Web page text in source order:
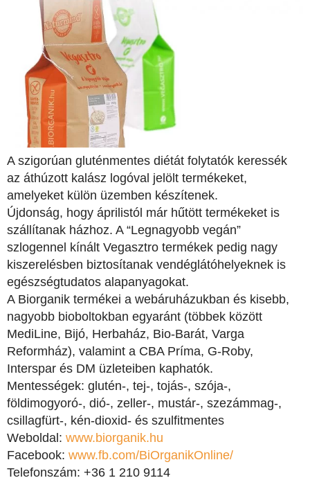
A szigorúan gluténmentes diétát folytatók keressék
az áthúzott kalász logóval jelölt termékeket,
amelyeket külön üzemben készítenek.
Újdonság, hogy áprilistól már hűtött termékeket is
szállítanak házhoz. A “Legnagyobb vegán”
szlogennel kínált Vegasztro termékek pedig nagy
kiszerelésben biztosítanak vendéglátóhelyeknek is
egészségtudatos alapanyagokat.
A Biorganik termékei a webáruházukban és kisebb,
nagyobb bioboltokban egyaránt (többek között
MediLine, Bijó, Herbaház, Bio-Barát, Varga
Reformház), valamint a CBA Príma, G-Roby,
Interspar és DM üzleteiben kaphatók.
Mentességek: glutén-, tej-, tojás-, szója-,
földimogyoró-, dió-, zeller-, mustár-, szezámmag-,
csillagfürt-, kén-dioxid- és szulfitmentes
Weboldal: www.biorganik.hu
Facebook: www.fb.com/BiOrganikOnline/
Telefonszám: +36 1 210 9114